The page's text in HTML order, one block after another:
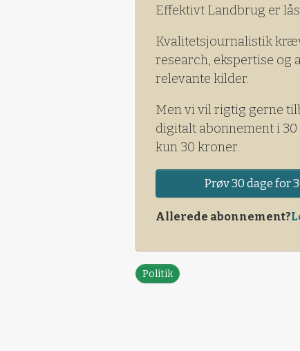
Effektivt Landbrug er
Kvalitetsjournalistik
research, ekspertise og
relevante kilder.
Men vi vil rigtig gerne
digitalt abonnement i 30
kun 30 kroner.
Prøv 30 dage for
Allerede abonnement?
Politik